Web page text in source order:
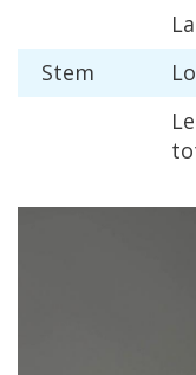
Stem